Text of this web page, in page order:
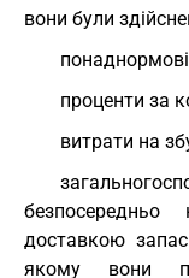
вони були
понаднормові
проценти за
витрати на
доставкою
якому вони